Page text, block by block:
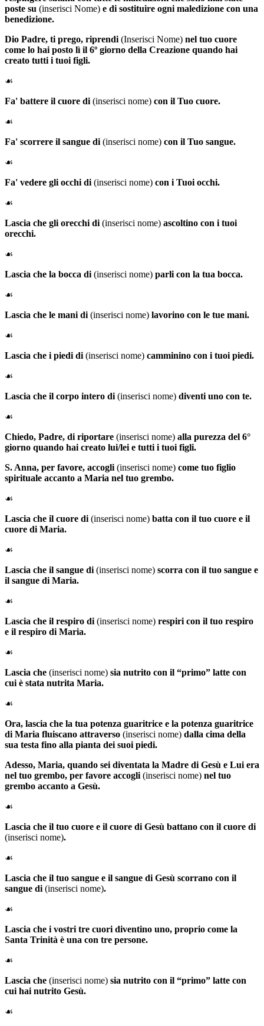
poste su (inserisci Nome) e di sostituire ogni maledizione con una
benedizione.
Dio Padre, ti prego, riprendi (Inserisci Nome) nel tuo cuore
come lo hai posto lì il 6º giorno della Creazione quando hai
creato tutti i tuoi figli.
☙
Fa' battere il cuore di (inserisci nome) con il Tuo cuore.
☙
Fa' scorrere il sangue di (inserisci nome) con il Tuo sangue.
☙
Fa' vedere gli occhi di (inserisci nome) con i Tuoi occhi.
☙
Lascia che gli orecchi di (inserisci nome) ascoltino con i tuoi
orecchi.
☙
Lascia che la bocca di (inserisci nome) parli con la tua bocca.
☙
Lascia che le mani di (inserisci nome) lavorino con le tue mani.
☙
Lascia che i piedi di (inserisci nome) camminino con i tuoi piedi.
☙
Lascia che il corpo intero di (inserisci nome) diventi uno con te.
☙
Chiedo, Padre, di riportare (inserisci nome) alla purezza del 6°
giorno quando hai creato lui/lei e tutti i tuoi figli.
S. Anna, per favore, accogli (inserisci nome) come tuo figlio
spirituale accanto a Maria nel tuo grembo.
☙
Lascia che il cuore di (inserisci nome) batta con il tuo cuore e il
cuore di Maria.
☙
Lascia che il sangue di (inserisci nome) scorra con il tuo sangue e
il sangue di Maria.
☙
Lascia che il respiro di (inserisci nome) respiri con il tuo respiro
e il respiro di Maria.
☙
Lascia che (inserisci nome) sia nutrito con il “primo” latte con
cui è stata nutrita Maria.
☙
Ora, lascia che la tua potenza guaritrice e la potenza guaritrice
di Maria fluiscano attraverso (inserisci nome) dalla cima della
sua testa fino alla pianta dei suoi piedi.
Adesso, Maria, quando sei diventata la Madre di Gesù e Lui era
nel tuo grembo, per favore accogli (inserisci nome) nel tuo
grembo accanto a Gesù.
☙
Lascia che il tuo cuore e il cuore di Gesù battano con il cuore di
(inserisci nome).
☙
Lascia che il tuo sangue e il sangue di Gesù scorrano con il
sangue di (inserisci nome).
☙
Lascia che i vostri tre cuori diventino uno, proprio come la
Santa Trinità è una con tre persone.
☙
Lascia che (inserisci nome) sia nutrito con il “primo” latte con
cui hai nutrito Gesù.
☙